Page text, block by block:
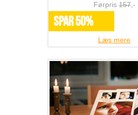
Førpris157,-
SPAR 50%
Læs mere